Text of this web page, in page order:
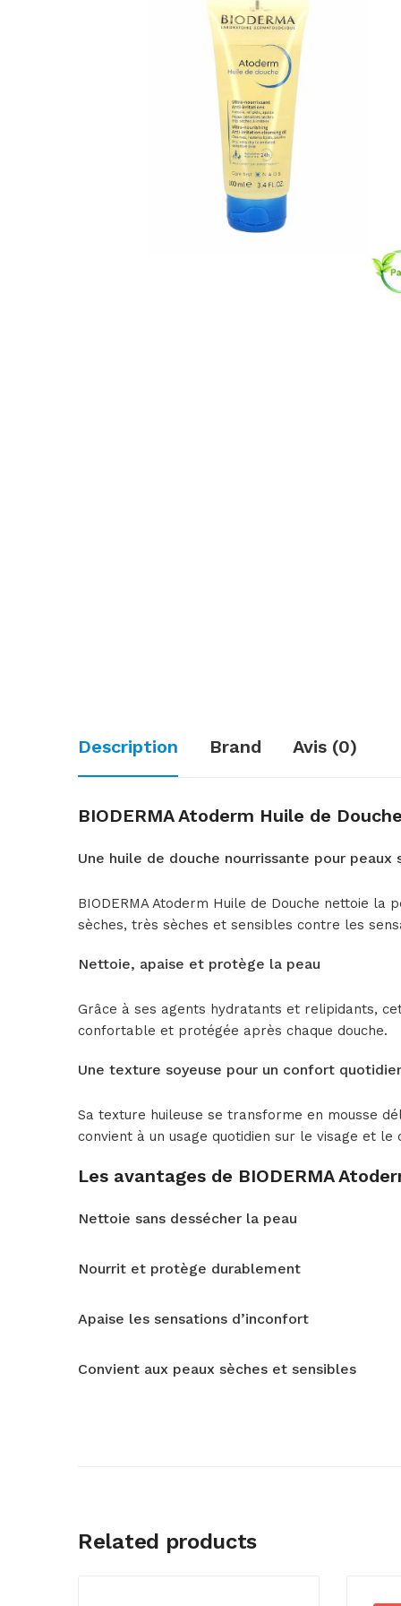
Description Brand Avis (0)
BIODERMA Atoderm Huile de
Une huile de douche nourrissante pour peaux
BIODERMA Atoderm Huile de Douche nettoie
sèches, très sèches et sensibles contre les
Nettoie, apaise et protège la peau
Grâce à ses agents hydratants et relipidants,
confortable et protégée après chaque douche.
Une texture soyeuse pour un confort
Sa texture huileuse se transforme en mousse
convient à un usage quotidien sur le visage et le
Les avantages de BIODERMA
Nettoie sans dessécher la peau
Nourrit et protège durablement
Apaise les sensations d’inconfort
Convient aux peaux sèches et sensibles
Related products